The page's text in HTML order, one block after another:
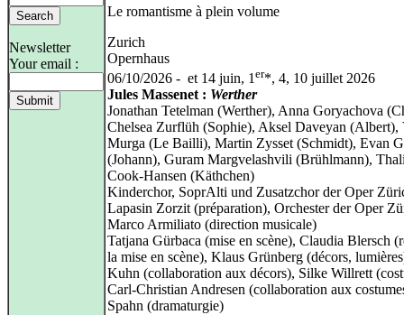
Newsletter
Your email :
Le romantisme à plein volume
Zurich
Opernhaus
06/10/2026 - et 14 juin, 1 er*, 4, 10 juillet 2026
Jules Massenet : Werther
Jonathan Tetelman (Werther), Anna Goryachova
Chelsea Zurflüh (Sophie), Aksel Daveyan (Albert),
Murga (Le Bailli), Martin Zysset (Schmidt), Evan
(Johann), Guram Margvelashvili (Brühlmann),
Cook‑Hansen (Käthchen)
Kinderchor, SoprAlti und Zusatzchor der Oper
Lapasin Zorzit (préparation), Orchester der Oper
Marco Armiliato (direction musicale)
Tatjana Gürbaca (mise en scène), Claudia Blersch
la mise en scène), Klaus Grünberg (décors,
Kuhn (collaboration aux décors), Silke Willrett
Carl-Christian Andresen (collaboration aux
Spahn (dramaturgie)